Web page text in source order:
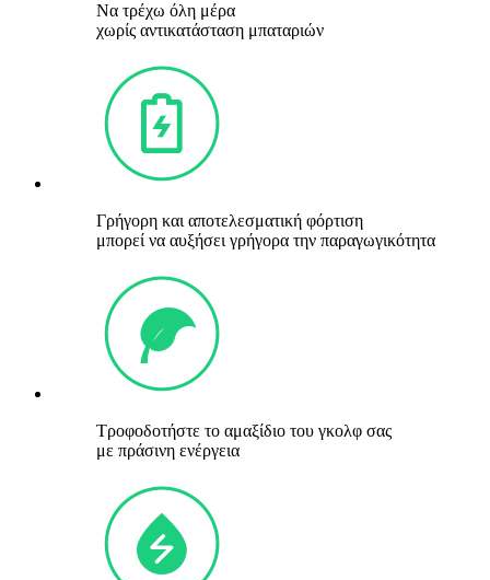
Να τρέχω όλη μέρα
χωρίς αντικατάσταση μπαταριών
Γρήγορη και αποτελεσματική φόρτιση
μπορεί να αυξήσει γρήγορα την παραγωγικότητα
Τροφοδοτήστε το αμαξίδιο του γκολφ σας
με πράσινη ενέργεια